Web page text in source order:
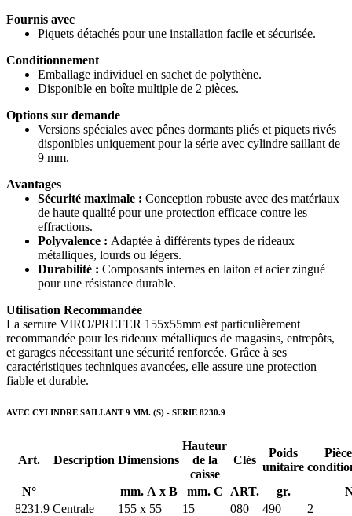
Fournis avec
Piquets détachés pour une installation facile et sécurisée.
Conditionnement
Emballage individuel en sachet de polythène.
Disponible en boîte multiple de 2 pièces.
Options sur demande
Versions spéciales avec pênes dormants pliés et piquets rivés
disponibles uniquement pour la série avec cylindre saillant de
9 mm.
Avantages
Sécurité maximale : Conception robuste avec des matériaux
de haute qualité pour une protection efficace contre les
effractions.
Polyvalence : Adaptée à différents types de rideaux
métalliques, lourds ou légers.
Durabilité : Composants internes en laiton et acier zingué
pour une résistance durable.
Utilisation Recommandée
La serrure VIRO/PREFER 155x55mm est particulièrement
recommandée pour les rideaux métalliques de magasins, entrepôts,
et garages nécessitant une sécurité renforcée. Grâce à ses
caractéristiques techniques avancées, elle assure une protection
fiable et durable.
AVEC CYLINDRE SAILLANT 9 MM. (S) - SERIE 8230.9
Art. Description Dimensions
Hauteur
de la
caisse
Clés
Poids
unitaire
N°
mm. A x B mm. C ART. gr.
8231.9 Centrale 155 x 55 15 080 490 2